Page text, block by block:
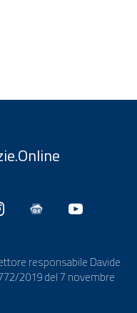
responsabile Davide
2019 del 7 novembre